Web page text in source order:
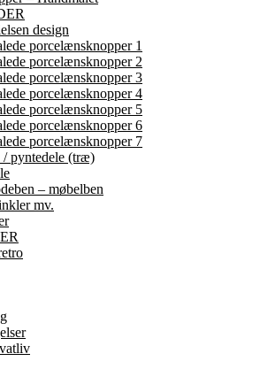
design
porcelænsknopper 1
porcelænsknopper 2
porcelænsknopper 3
porcelænsknopper 4
porcelænsknopper 5
porcelænsknopper 6
porcelænsknopper 7
pyntedele (træ)
– møbelben
mv.